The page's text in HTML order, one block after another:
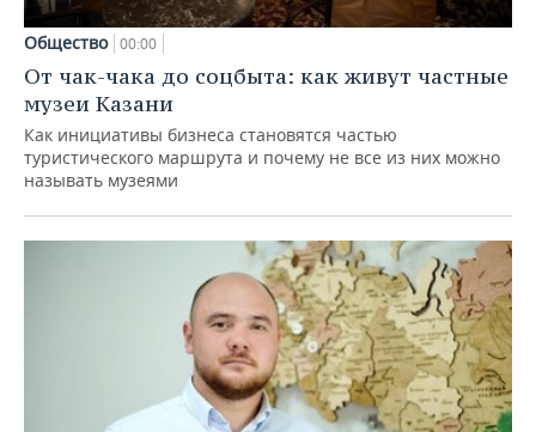
Общество 00:00
От чак-чака до соцбыта: как живут частные
музеи Казани
Как инициативы бизнеса становятся частью
туристического маршрута и почему не все из них можно
называть музеями